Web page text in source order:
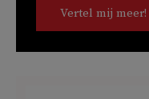
Vertel mij meer!